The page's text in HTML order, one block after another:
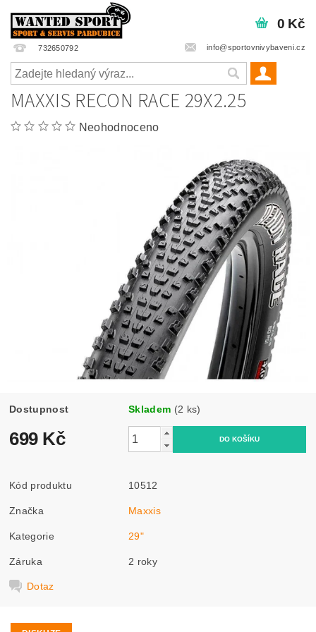
732650792 info@sportovnivybaveni.cz
0 Kč
MAXXIS RECON RACE 29X2.25
Neohodnoceno
Dostupnost Skladem (2 ks)
699 Kč
Kód produktu 10512
Značka Maxxis
Kategorie 29"
Záruka 2 roky
Dotaz